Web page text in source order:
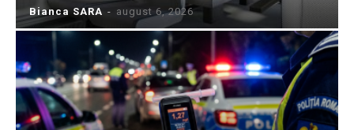
Bianca SARA - august 6, 2026